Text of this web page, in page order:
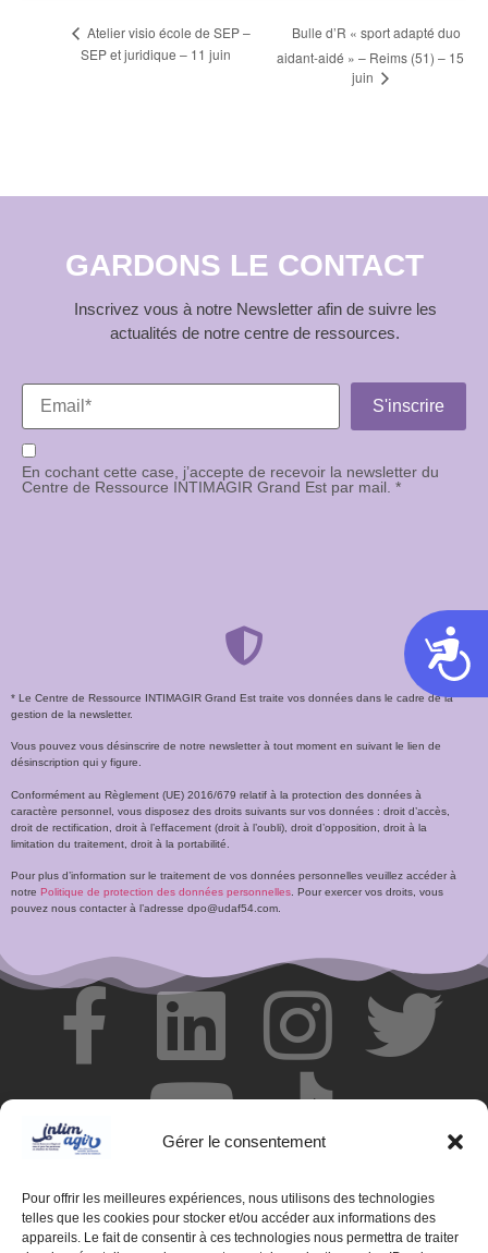
Gérer le consentement
Pour offrir les meilleures expériences, nous utilisons des technologies
telles que les cookies pour stocker et/ou accéder aux informations des
appareils. Le fait de consentir à ces technologies nous permettra de traiter
Navigation
Évènement
Atelier visio école de SEP –
SEP et juridique – 11 juin
Bulle d’R « sport adapté duo
aidant-aidé » – Reims (51) – 15
juin
GARDONS LE CONTACT
Inscrivez vous à notre Newsletter afin de suivre les
actualités de notre centre de ressources.
En cochant cette case, j’accepte de recevoir la newsletter du
Centre de Ressource INTIMAGIR Grand Est par mail. *
* Le Centre de Ressource INTIMAGIR Grand Est traite vos données dans le cadre de la
gestion de la newsletter.
Vous pouvez vous désinscrire de notre newsletter à tout moment en suivant le lien de
désinscription qui y figure.
Conformément au Règlement (UE) 2016/679 relatif à la protection des données à
caractère personnel, vous disposez des droits suivants sur vos données : droit d’accès,
droit de rectification, droit à l’effacement (droit à l’oubli), droit d’opposition, droit à la
limitation du traitement, droit à la portabilité.
Pour plus d’information sur le traitement de vos données personnelles veuillez accéder à
notre Politique de protection des données personnelles . Pour exercer vos droits, vous
pouvez nous contacter à l’adresse dpo@udaf54.com.